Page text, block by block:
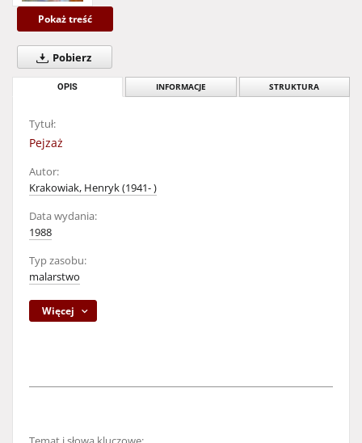
Pokaż treść
Pobierz
OPIS INFORMACJE STRUKTURA
Tytuł:
Pejzaż
Autor:
Krakowiak, Henryk (1941- )
Data wydania:
1988
Typ zasobu:
malarstwo
Więcej